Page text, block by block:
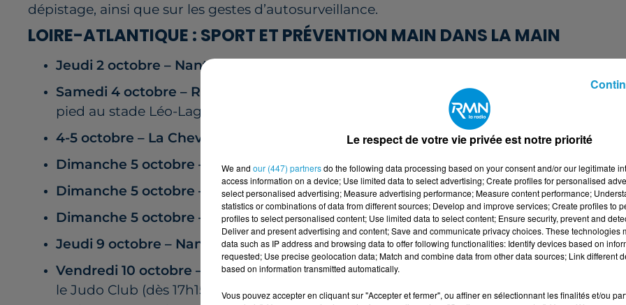
dépistage, ainsi que sur les gestes d’autosurveillance.
LOIRE-ATLANTIQUE : SPORT ET PRÉVENTION MAIN DANS LA MAIN
Jeudi 2 octobre – Nantes
Samedi 4 octobre – Rezé
: “6h de la Troc’” (natation à la piscine Victor-Jara et course à
pied au stade Léo-Lagrange).
4-5 octobre – La Chevrolière & Pornichet
: tournois solidaires de basket et tennis.
Dimanche 5 octobre – Nort-sur-Erdre: marche rose (5, 7 et 9 km).
Dimanche 5 octobre – Saint-Philbert-de-Grand-Lieu: ateliers pilates et danse.
Dimanche 5 octobre – Piriac-sur-Mer: marche aquatique (10h-11h).
Jeudi 9 octobre – Nantes: forum santé à l’hôpital privé du Confluent (16h-19h).
Vendredi 10 octobre – Saint-Philbert-de-Grand-Lieu
le Judo Club (dès 17h15).
Le respect de votre vie privée est notre priorité
We and our (447) partnersdo the following data processing based on your consent and/or our legitimate
access information on a device; Use limited data to select advertising; Create profiles for personalised
select personalised advertising; Measure advertising performance; Measure content performance;
statistics or combinations of data from different sources; Develop and improve services; Create profiles to
profiles to select personalised content; Use limited data to select content; Ensure security, prevent and
Deliver and present advertising and content; Save and communicate privacy choices. These technologies
data such as IP address and browsing data to offer following functionalities: Identify devices based on
requested; Use precise geolocation data; Match and combine data from other data sources; Link different
based on information transmitted automatically.
Vous pouvez accepter en cliquant sur "Accepter et fermer", ou affiner en sélectionnant les finalités et/ou